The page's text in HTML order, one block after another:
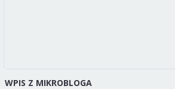
WPIS Z MIKROBLOGA